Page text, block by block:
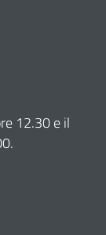
12.30 e il